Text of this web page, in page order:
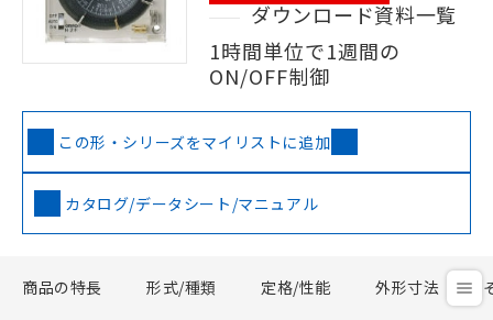
ダウンロード資料一覧
1時間単位で1週間の
ON/OFF制御
この形・シリーズをマイリストに追加
カタログ/データシート/マニュアル
商品の特長 形式/種類 定格/性能 外形寸法